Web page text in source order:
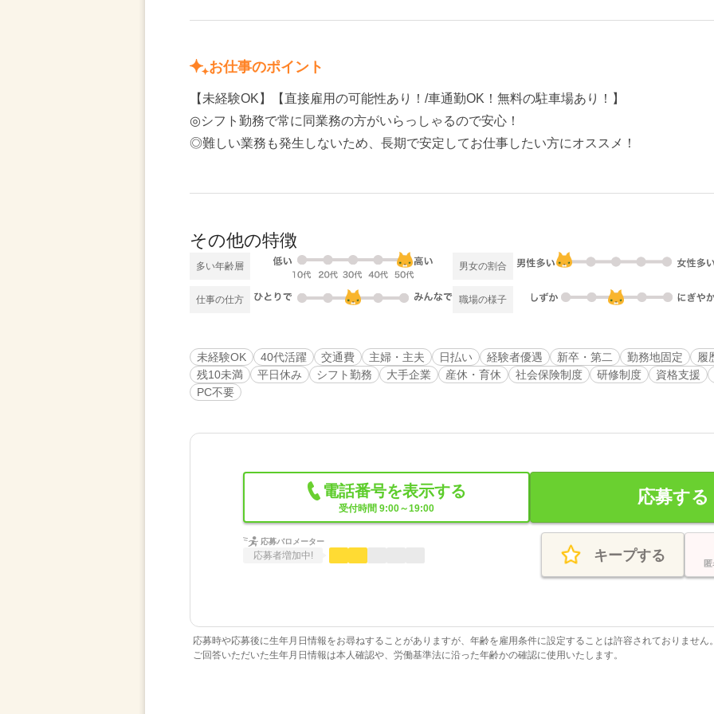
お仕事のポイント
【未経験OK】【直接雇用の可能性あり！/車通勤OK！無料の駐車場あり！】
◎シフト勤務で常に同業務の方がいらっしゃるので安心！
◎難しい業務も発生しないため、長期で安定してお仕事したい方にオススメ！
その他の特徴
多い年齢層 男女の割合
仕事の仕方 職場の様子
未経験OK 40代活躍 交通費 主婦・主夫 日払い 経験者優遇 新卒・第二 勤務地固定 履
残10未満
平日休み シフト勤務 大手企業 産休・育休 社会保険制度 研修制度 資格支援
PC不要
電話番号を表示する
受付時間 9:00～19:00
応募する
応募バロメーター
応募者増加中! キープする
応募時や応募後に生年月日情報をお尋ねすることがありますが、年齢を雇用条件に設定することは許容されておりません。
ご回答いただいた生年月日情報は本人確認や、労働基準法に沿った年齢かの確認に使用いたします。